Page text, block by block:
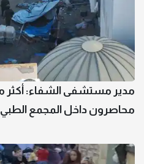
محاصرون داخل المجمع الطبي